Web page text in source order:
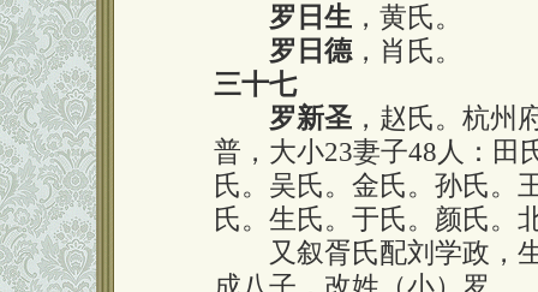
罗日生 ，黄氏。
罗日德，肖氏。
三十七
罗新圣 ，赵氏。杭州
普，大小23妻子48人：田
氏。吴氏。金氏。孙氏。
氏。生氏。于氏。颜氏。
又叙胥氏配刘学政，生